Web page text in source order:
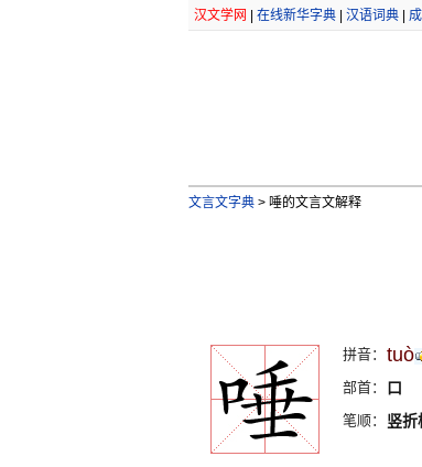
汉文学网 在线新华字典| 汉语词典|
文言文字典 >唾的文言文解释
拼音： tuò
部首： 口
笔顺： 竖折